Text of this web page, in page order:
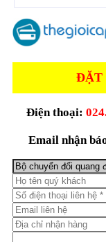
ĐẶT
Điện thoại:
Email nhận